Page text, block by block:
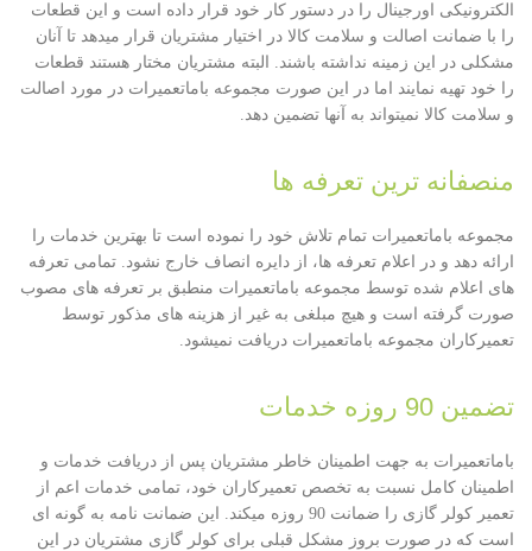
الکترونیکی اورجینال را در دستور کار خود قرار داده است و این قطعات
را با ضمانت اصالت و سلامت کالا در اختیار مشتریان قرار میدهد تا آنان
مشکلی در این زمینه نداشته باشند. البته مشتریان مختار هستند قطعات
را خود تهیه نمایند اما در این صورت مجموعه باماتعمیرات در مورد اصالت
و سلامت کالا نمیتواند به آنها تضمین دهد.
منصفانه ترین تعرفه ها
مجموعه باماتعمیرات تمام تلاش خود را نموده است تا بهترین خدمات را
ارائه دهد و در اعلام تعرفه ها، از دایره انصاف خارج نشود. تمامی تعرفه
های اعلام شده توسط مجموعه باماتعمیرات منطبق بر تعرفه های مصوب
صورت گرفته است و هیچ مبلغی به غیر از هزینه های مذکور توسط
تعمیرکاران مجموعه باماتعمیرات دریافت نمیشود.
تضمین 90 روزه خدمات
باماتعمیرات به جهت اطمینان خاطر مشتریان پس از دریافت خدمات و
اطمینان کامل نسبت به تخصص تعمیرکاران خود، تمامی خدمات اعم از
تعمیر کولر گازی را ضمانت 90 روزه میکند. این ضمانت نامه به گونه ای
است که در صورت بروز مشکل قبلی برای کولر گازی مشتریان در این